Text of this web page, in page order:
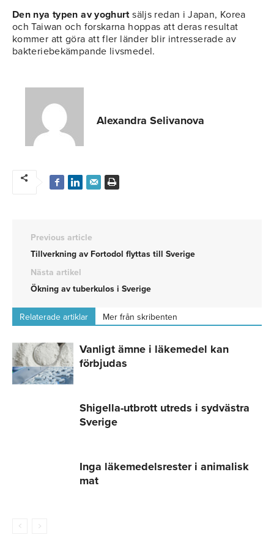
Den nya typen av yoghurtsäljs redan i Japan, Korea
och Taiwan och forskarna hoppas att deras resultat
kommer att göra att fler länder blir intresserade av
bakteriebekämpande livsmedel.
Alexandra Selivanova
Previous article
Tillverkning av Fortodol flyttas till Sverige
Nästa artikel
Ökning av tuberkulos i Sverige
Relaterade artiklar Mer från skribenten
Vanligt ämne i läkemedel kan
förbjudas
Shigella-utbrott utreds i sydvästra
Sverige
Inga läkemedelsrester i animalisk
mat